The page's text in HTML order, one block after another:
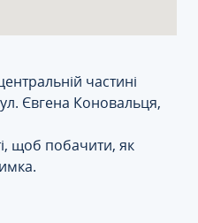
частині
Євгена Коновальця,
щоб побачити, як